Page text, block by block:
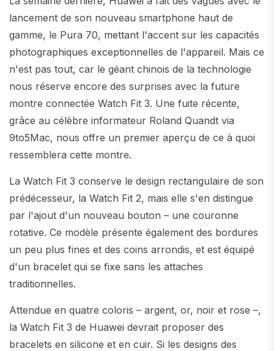
lancement de son nouveau smartphone haut de
gamme, le Pura 70, mettant l'accent sur les capacités
photographiques exceptionnelles de l'appareil. Mais ce
n'est pas tout, car le géant chinois de la technologie
nous réserve encore des surprises avec la future
montre connectée Watch Fit 3. Une fuite récente,
grâce au célèbre informateur Roland Quandt via
9to5Mac, nous offre un premier aperçu de ce à quoi
ressemblera cette montre.
La Watch Fit 3 conserve le design rectangulaire de son
prédécesseur, la Watch Fit 2, mais elle s'en distingue
par l'ajout d'un nouveau bouton – une couronne
rotative. Ce modèle présente également des bordures
un peu plus fines et des coins arrondis, et est équipé
d'un bracelet qui se fixe sans les attaches
traditionnelles.
Attendue en quatre coloris – argent, or, noir et rose –,
la Watch Fit 3 de Huawei devrait proposer des
bracelets en silicone et en cuir. Si les designs des